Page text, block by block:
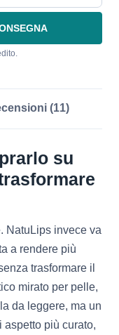
(11)
su
NatuLips invece va
a rendere più
trasformare il
mirato per pelle,
da leggere, ma un
aspetto più curato,